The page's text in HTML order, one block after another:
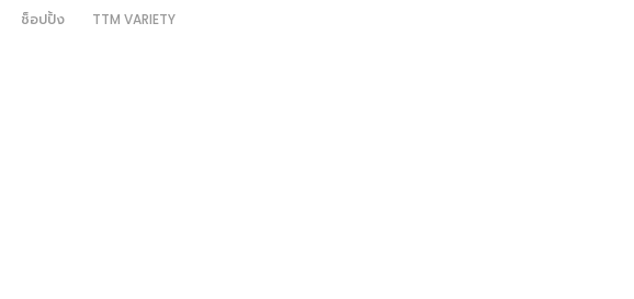
ช็อปปิ้ง TTM VARIETY